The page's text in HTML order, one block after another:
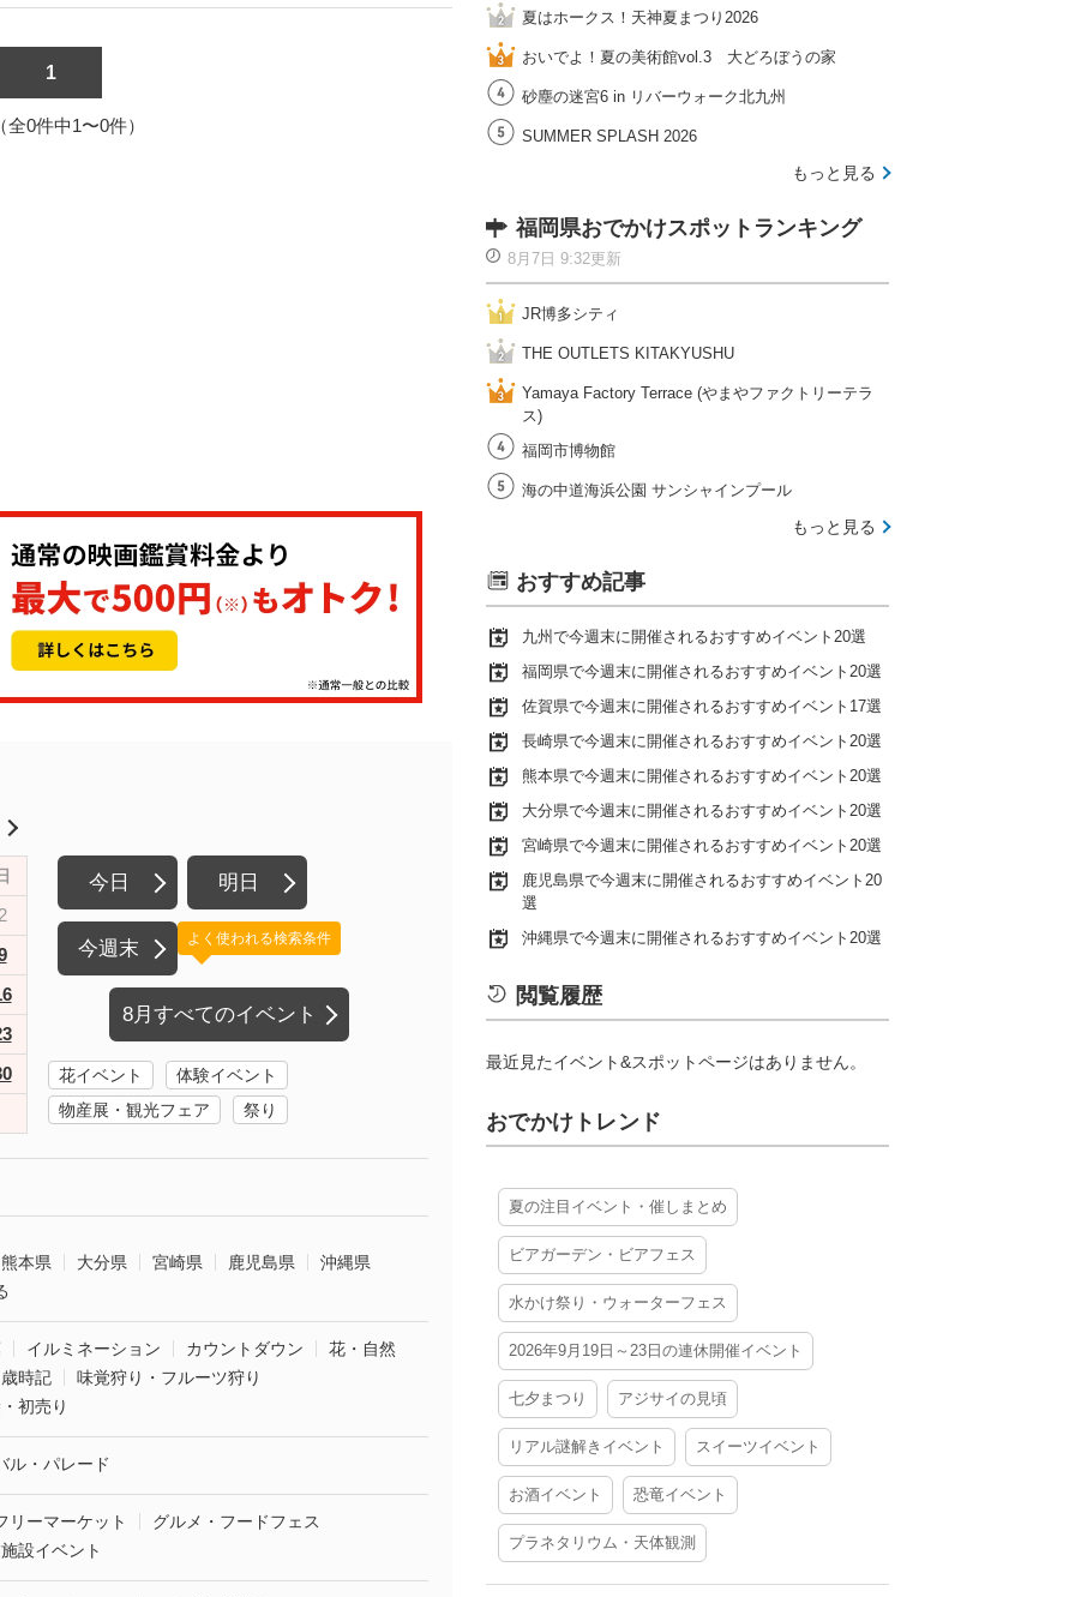
1
全0件中1〜0件）
今日 明日
今週末
8月すべてのイベント
よく使われる検索条件
花イベント
体験イベント
物産展・観光フェア
祭り
熊本県 大分県 宮崎県 鹿児島県
沖縄県
イルミネーション カウントダウン
花・自然
時記
味覚狩り・フルーツ狩り
初売り
ル・パレード
リーマーケット
グルメ・フードフェス
設イベント
夏はホークス！天神夏まつり2026
おいでよ！夏の美術館vol.3 大どろぼうの家
砂塵の迷宮6 in リバーウォーク北九州
SUMMER SPLASH 2026
もっと見る
福岡県おでかけスポットランキング
8月7日 9:32更新
JR博多シティ
THE OUTLETS KITAKYUSHU
Yamaya Factory Terrace (やまやファクトリーテラ
ス)
福岡市博物館
海の中道海浜公園 サンシャインプール
もっと見る
おすすめ記事
九州で今週末に開催されるおすすめイベント20選
福岡県で今週末に開催されるおすすめイベント20選
佐賀県で今週末に開催されるおすすめイベント17選
長崎県で今週末に開催されるおすすめイベント20選
熊本県で今週末に開催されるおすすめイベント20選
大分県で今週末に開催されるおすすめイベント20選
宮崎県で今週末に開催されるおすすめイベント20選
鹿児島県で今週末に開催されるおすすめイベント20
選
沖縄県で今週末に開催されるおすすめイベント20選
閲覧履歴
最近見たイベント&スポットページはありません。
おでかけトレンド
夏の注目イベント・催しまとめ
ビアガーデン・ビアフェス
水かけ祭り・ウォーターフェス
2026年9月19日～23日の連休開催イベント
七夕まつり アジサイの見頃
リアル謎解きイベント スイーツイベント
お酒イベント 恐竜イベント
プラネタリウム・天体観測